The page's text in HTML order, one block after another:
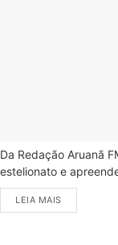
Da Redação Aruanã
estelionato e
LEIA MAIS